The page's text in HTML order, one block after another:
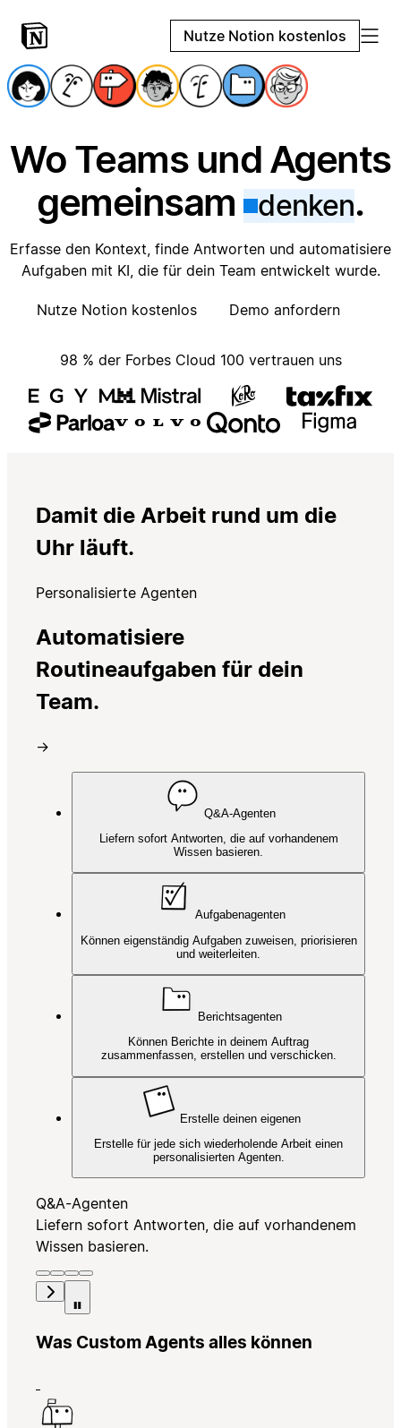
Nutze Notion kostenlos
Wo Teams und Agents
gemeinsam denken.
Erfasse den Kontext, finde Antworten und automatisiere
Aufgaben mit KI, die für dein Team entwickelt wurde.
Nutze Notion kostenlos Demo anfordern
98 % der Forbes Cloud 100 vertrauen uns
Damit die Arbeit rund um die
Uhr läuft.
Personalisierte Agenten
Automatisiere
Routineaufgaben für dein
Team.
→
Q&A-Agenten
Liefern sofort Antworten, die auf vorhandenem
Wissen basieren.
Aufgabenagenten
Können eigenständig Aufgaben zuweisen, priorisieren
und weiterleiten.
Berichtsagenten
Können Berichte in deinem Auftrag
zusammenfassen, erstellen und verschicken.
Erstelle deinen eigenen
Erstelle für jede sich wiederholende Arbeit einen
personalisierten Agenten.
Q&A-Agenten
Liefern sofort Antworten, die auf vorhandenem
Wissen basieren.
Was Custom Agents alles können